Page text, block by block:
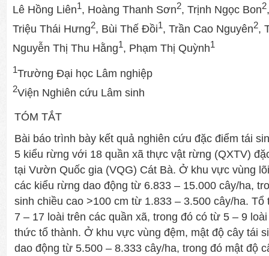
Lê Hồng Liên1, Hoàng Thanh Sơn2, Trịnh Ngọc Bon2
Triệu Thái Hưng2, Bùi Thế Đồi1, Trần Cao Nguyên2,
Nguyễn Thị Thu Hằng1, Phạm Thị Quỳnh1
1Trường Đại học Lâm nghiệp
2Viện Nghiên cứu Lâm sinh
TÓM TẮT
Bài báo trình bày kết quả nghiên cứu đặc điểm tái
5 kiểu rừng với 18 quần xã thực vật rừng (QXTV)
tại Vườn Quốc gia (VQG) Cát Bà. Ở khu vực vùng
các kiểu rừng dao động từ 6.833 – 15.000 cây/ha,
sinh chiều cao >100 cm từ 1.833 – 3.500 cây/ha.
7 – 17 loài trên các quần xã, trong đó có từ 5 – 9
thức tổ thành. Ở khu vực vùng đệm, mật độ cây tái
dao động từ 5.500 – 8.333 cây/ha, trong đó mật độ